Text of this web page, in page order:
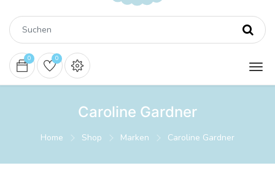
0 0
Caroline Gardner
Home Shop Marken Caroline Gardner